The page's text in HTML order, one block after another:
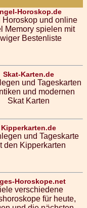
Horoskop.de
Horoskop und online
Memory spielen mit
Bestenliste
Skat-Karten.de
und Tageskarten
und modernen
Skat Karten
Kipperkarten.de
und Tageskarte
den Kipperkarten
Horoskope.net
verschiedene
für heute,